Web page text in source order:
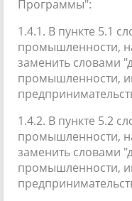
Программы":
1.4.1. В пункте 5.1
промышленности,
заменить словами
промышленности,
1.4.2. В пункте 5.2
промышленности,
заменить словами
промышленности,